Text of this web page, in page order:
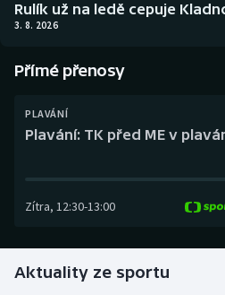
Boby a skeleton
Box
Curling
Florbal
Futsal
AZ kvíz
Rulík už na ledě cepuje
3. 8. 2026
Přímé přenosy
PLAVÁNÍ
Plavání: TK před ME v
Zítra, 12:30-13:00
Aktuality ze sportu